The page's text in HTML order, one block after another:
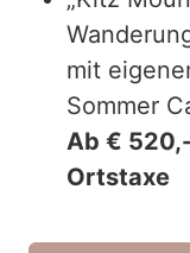
mit
Sommer
Ab €
Ortstaxe